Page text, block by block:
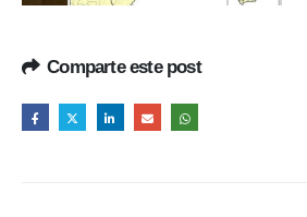
Comparte este post